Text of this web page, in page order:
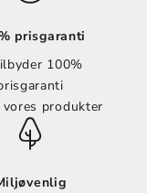
prisgaranti
100%
vores produkter